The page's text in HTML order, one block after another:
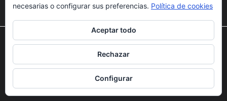
Copyright © 2018.Fly News.Noticias aerospacial
UAS aviación comercial
Utilizamos cookies para ofrecerte la mejor experiencia en
nuestra web.
Puedes aprender más sobre qué cookies utilizamos o
desactivarlas en losajustes.
necesarias o configurar sus preferencias. Política de cookies
Aceptar todo
Rechazar
Configurar